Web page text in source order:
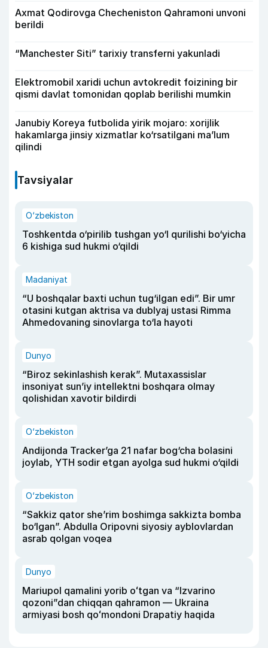
Axmat Qodirovga Checheniston Qahramoni unvoni
berildi
“Manchester Siti” tarixiy transferni yakunladi
Elektromobil xaridi uchun avtokredit foizining bir
qismi davlat tomonidan qoplab berilishi mumkin
Janubiy Koreya futbolida yirik mojaro: xorijlik
hakamlarga jinsiy xizmatlar ko‘rsatilgani ma’lum
qilindi
Tavsiyalar
O‘zbekiston
Toshkentda o‘pirilib tushgan yo‘l qurilishi bo‘yicha
6 kishiga sud hukmi o‘qildi
Madaniyat
“U boshqalar baxti uchun tug‘ilgan edi”. Bir umr
otasini kutgan aktrisa va dublyaj ustasi Rimma
Ahmedovaning sinovlarga to‘la hayoti
Dunyo
“Biroz sekinlashish kerak”. Mutaxassislar
insoniyat sun’iy intellektni boshqara olmay
qolishidan xavotir bildirdi
O‘zbekiston
Andijonda Tracker’ga 21 nafar bog‘cha bolasini
joylab, YTH sodir etgan ayolga sud hukmi o‘qildi
O‘zbekiston
“Sakkiz qator she’rim boshimga sakkizta bomba
bo‘lgan”. Abdulla Oripovni siyosiy ayblovlardan
asrab qolgan voqea
Dunyo
Mariupol qamalini yorib oʻtgan va “Izvarino
qozoni”dan chiqqan qahramon — Ukraina
armiyasi bosh qoʻmondoni Drapatiy haqida